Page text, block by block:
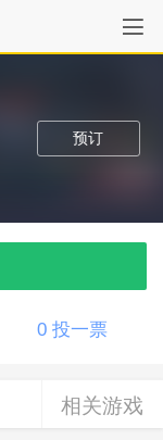
预订
0 投一票
相关游戏